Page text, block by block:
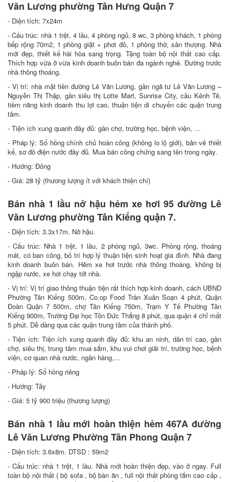
Văn Lương phường Tân Hưng Quận 7
- Diện tích: 7x24m
- Cấu trúc: nhà 1 trệt, 4 lầu, 4 phòng ngủ, 8 wc, 3 phòng khách, 1 phòng
bếp rộng 70m2, 1 phòng giặt + phơi đồ, 1 phòng thờ, sân thượng. Nhà
mới đẹp, thiết kế hài hòa sang trọng. Tặng toàn bộ nội thất cao cấp.
Thích hợp vừa ở vừa kinh doanh buôn bán đa ngành nghề. Đường trước
nhà thông thoáng.
- Vị trí: nhà mặt tiền đường Lê Văn Lương, gần ngã tư Lê Văn Lương –
Nguyễn Thị Thập, gần siêu thị Lotte Mart, Sunrise City, cầu Kênh Tẻ,
tiềm năng kinh doanh thu lợi cao, thuận tiện di chuyển các quận trung
tâm.
- Tiện ích xung quanh đầy đủ: gần chợ, trường học, bệnh viện, …
- Pháp lý: Sổ hồng chính chủ hoàn công (không lo lộ giới), bản vẽ thiết
kế, sơ đồ điện nước đầy đủ. Mua bán công chứng sang tên trong ngày.
- Hướng: Đông
- Giá: 28 tỷ (thương lượng ít với khách thiện chí)
Bán nhà 1 lầu nở hậu hẻm xe hơi 95 đường Lê
Văn Lương phường Tân Kiểng quận 7.
- Diện tích: 3.3x17m. Nở hậu.
- Cấu trúc: Nhà 1 trệt, 1 lầu, 2 phòng ngủ, 3wc. Phòng rộng, thoáng
mát, có ban công, bố trí hợp lý thuận tiện sinh hoạt gia đình. Nhà đang
kinh doanh buôn bán. Hẻm xe hơi trước nhà thông thoáng, không bị
ngập nước, xe hơi chạy tới nhà.
- Vị trí: Vị trí giao thông thuận tiện rất thích hợp kinh doanh, cách UBND
Phường Tân Kiểng 500m, Co.op Food Trần Xuân Soạn 4 phút, Quận
Đoàn Quận 7 500m, chợ Tân Kiểng 750m, Trạm Y Tế Phường Tân
Kiểng 900m, Trường Đại học Tôn Đức Thắng 8 phút, qua quận 4 chỉ mất
5 phút. Dễ dàng qua các quận trung tâm của thành phố.
- Tiện ích: Tiện ích xung quanh đầy đủ: khu an ninh, dân trí cao, gần
chợ, siêu thị, trung tâm mua sắm, khu vui chơi giải trí, trường học, bệnh
viện, cơ quan nhà nước, ngân hàng,…
- Pháp lý: Sổ hồng riêng
- Hướng: Tây
- Giá: 5 tỷ 900 triệu (thương lượng)
Bán nhà 1 lầu mới hoàn thiện hẻm 467A đường
Lê Văn Lương Phường Tân Phong Quận 7
- Diện tích: 3.6x8m. DTSD : 59m2
- Cấu trúc: nhà 1 trệt, 1 lầu. Nhà mới hoàn thiện đẹp, vào ở ngay. Full
toàn bộ nội thất ( bộ sofa , bộ bàn ăn , full nội thất phòng tắm cao cấp ,